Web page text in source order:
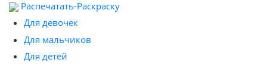
Распечатать-Раскраску
Для девочек
Для мальчиков
Для детей